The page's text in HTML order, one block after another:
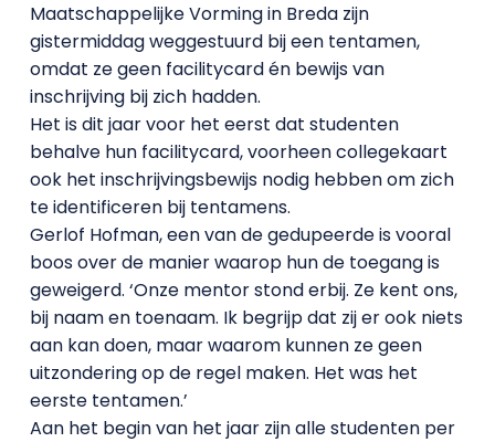
Maatschappelijke Vorming in Breda zijn
gistermiddag weggestuurd bij een tentamen,
omdat ze geen facilitycard én bewijs van
inschrijving bij zich hadden.
Het is dit jaar voor het eerst dat studenten
behalve hun facilitycard, voorheen collegekaart
ook het inschrijvingsbewijs nodig hebben om zich
te identificeren bij tentamens.
Gerlof Hofman, een van de gedupeerde is vooral
boos over de manier waarop hun de toegang is
geweigerd. ‘Onze mentor stond erbij. Ze kent ons,
bij naam en toenaam. Ik begrijp dat zij er ook niets
aan kan doen, maar waarom kunnen ze geen
uitzondering op de regel maken. Het was het
eerste tentamen.’
Aan het begin van het jaar zijn alle studenten per